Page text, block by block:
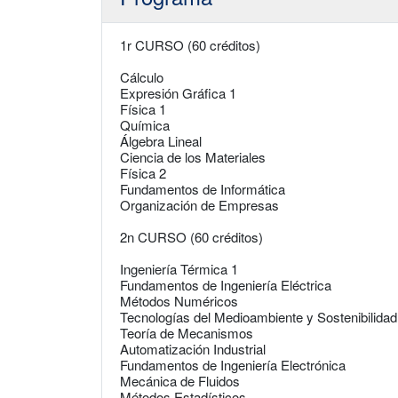
1r CURSO (60 créditos)
Cálculo
Expresión Gráfica 1
Física 1
Química
Álgebra Lineal
Ciencia de los Materiales
Física 2
Fundamentos de Informática
Organización de Empresas
2n CURSO (60 créditos)
Ingeniería Térmica 1
Fundamentos de Ingeniería Eléctrica
Métodos Numéricos
Tecnologías del Medioambiente y
Teoría de Mecanismos
Automatización Industrial
Fundamentos de Ingeniería Electrónica
Mecánica de Fluidos